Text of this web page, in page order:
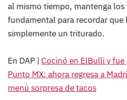
al mismo tiempo, mantenga
fundamental para recordar que
simplemente un triturado.
En DAP | Cocinó en ElBulli y
Punto MX: ahora regresa a
menú sorpresa de tacos